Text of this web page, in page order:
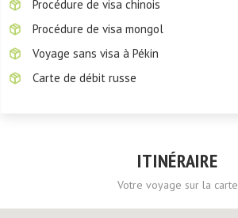
Procédure de visa chinois
Procédure de visa mongol
Voyage sans visa à Pékin
Carte de débit russe
ITINÉRAIRE
Votre voyage sur la carte